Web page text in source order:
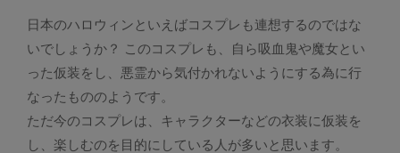
日本のハロウィンといえばコスプレも連想するのではな
いでしょうか？ このコスプレも、自ら吸血鬼や魔女とい
った仮装をし、悪霊から気付かれないようにする為に行
なったもののようです。
ただ今のコスプレは、キャラクターなどの衣装に仮装を
し、楽しむのを目的にしている人が多いと思います。